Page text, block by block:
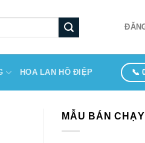
HOA LAN HỒ ĐIỆP 📞
MẪU BÁN CHẠY